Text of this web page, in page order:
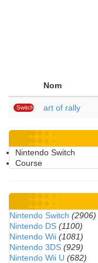
Nom
Switch art of rally
Nintendo Switch
Course
Nintendo Switch (2906)
Nintendo DS (1100)
Nintendo Wii (1081)
Nintendo 3DS (929)
Nintendo Wii U (682)